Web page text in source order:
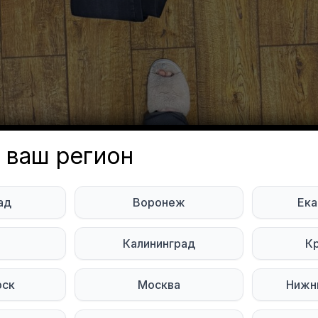
вещи мужские размер
времена года.
Объявление
регион
Воронеж
Калининград
Москва